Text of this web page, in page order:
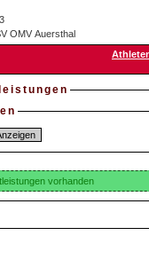
OMV Auersthal
vorhanden